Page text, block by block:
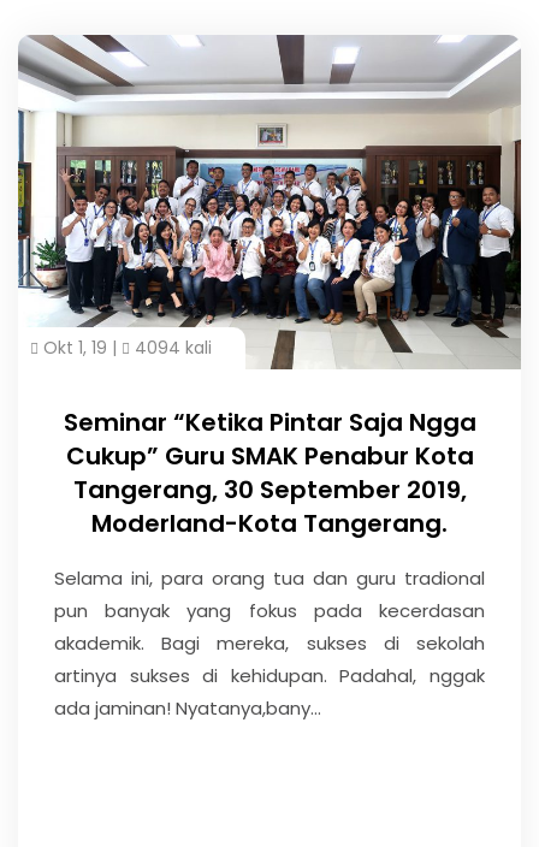
Okt 1, 19 | 4094 kali
Seminar “Ketika Pintar Saja Ngga
Cukup” Guru SMAK Penabur Kota
Tangerang, 30 September 2019,
Moderland-Kota Tangerang.
Selama ini, para orang tua dan guru tradional
pun banyak yang fokus pada kecerdasan
akademik. Bagi mereka, sukses di sekolah
artinya sukses di kehidupan. Padahal, nggak
ada jaminan! Nyatanya,bany...